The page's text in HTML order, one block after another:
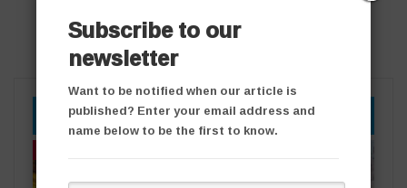
YOU MIGHT ALSO LIKE
Subscribe to our
newsletter
Want to be notified when our article is
published? Enter your email address and
name below to be the first to know.